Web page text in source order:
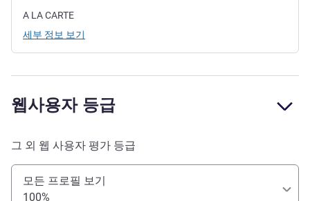
A LA CARTE
세부 정보 보기
웹사용자 등급
그 외 웹 사용자 평가 등급
모든 프로필 보기
100%